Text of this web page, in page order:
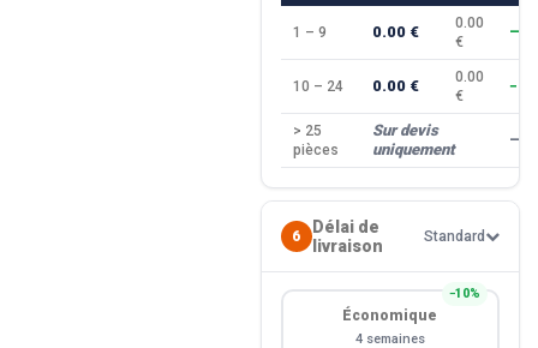
1 – 9 0.00 €
0.00
€
—
10 – 24 0.00 €
0.00
€
> 25
pièces
Sur devis
uniquement
—
6
Délai de
livraison
Standard
−10%
Économique
4 semaines